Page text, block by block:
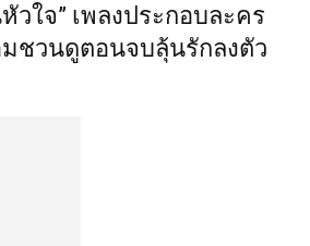
วใจ” เพลงประกอบละคร
มชวนดูตอนจบลุ้นรักลงตัว